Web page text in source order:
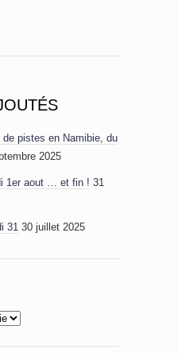
pistes en Namibie, du
2025
1er aout … et fin ! 31
31 30 juillet 2025